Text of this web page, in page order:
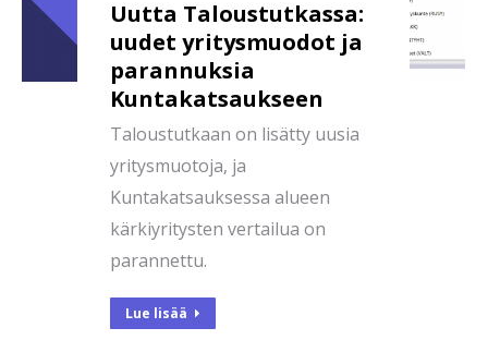
Uutta Taloustutkassa:
uudet yritysmuodot ja
parannuksia
Kuntakatsaukseen
Taloustutkaan on lisätty uusia
yritysmuotoja, ja
Kuntakatsauksessa alueen
kärkiyritysten vertailua on
parannettu.
Lue lisää